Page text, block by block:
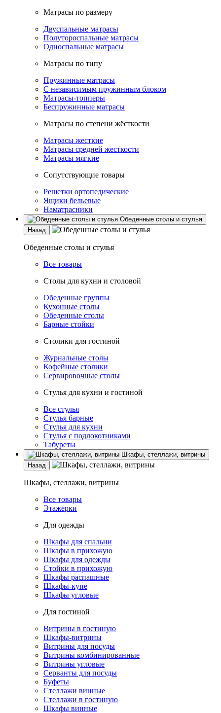
Матрасы по размеру
Двуспальные матрасы
Полутороспальные матрасы
Односпальные матрасы
Матрасы по типу
Пружинные матрасы
С независимым пружинным блоком
Матрасы-топперы
Беспружинные матрасы
Матрасы по степени жёсткости
Матрасы жесткие
Матрасы средней жесткости
Матрасы мягкие
Сопутствующие товары
Решетки ортопедические
Ящики бельевые
Наматрасники
Обеденные столы и стулья
Назад
Обеденные столы и стулья
Все товары
Столы для кухни и столовой
Обеденные группы
Кухонные столы
Обеденные столы
Барные стойки
Столики для гостиной
Журнальные столы
Кофейные столики
Сервировочные столы
Стулья для кухни и гостиной
Все стулья
Стулья барные
Стулья для кухни
Стулья с подлокотниками
Табуреты
Шкафы, стеллажи, витрины
Назад
Шкафы, стеллажи, витрины
Все товары
Этажерки
Для одежды
Шкафы для спальни
Шкафы в прихожую
Шкафы для одежды
Стойки в прихожую
Шкафы распашные
Шкафы-купе
Шкафы угловые
Для гостиной
Витрины в гостиную
Шкафы-витрины
Витрины для посуды
Витрины комбинированные
Витрины угловые
Серванты для посуды
Буфеты
Стеллажи винные
Стеллажи в гостиную
Шкафы винные